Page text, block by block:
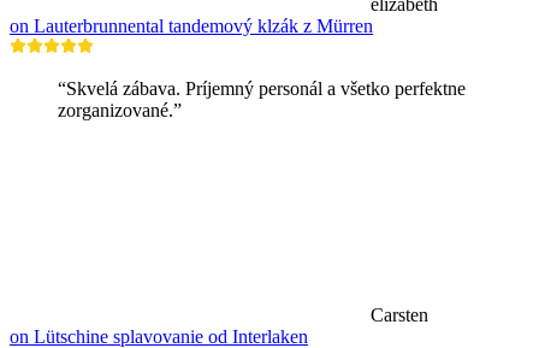
on Lauterbrunnental tandemový klzák z Mürren
“Skvelá zábava. Príjemný personál a všetko perfektne
zorganizované.”
Carsten
on Lütschine splavovanie od Interlaken